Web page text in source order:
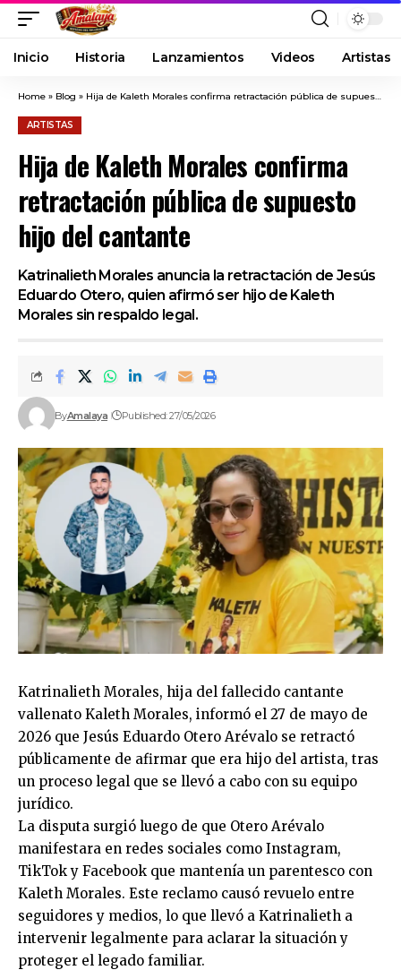
Inicio Historia Lanzamientos Videos Artistas
Home » Blog » Hija de Kaleth Morales confirma retractación pública de supuesto hijo del cantante
ARTISTAS
Hija de Kaleth Morales confirma
retractación pública de supuesto
hijo del cantante
Katrinalieth Morales anuncia la retractación de Jesús
Eduardo Otero, quien afirmó ser hijo de Kaleth
Morales sin respaldo legal.
ByAmalaya Published: 27/05/2026
Katrinalieth Morales, hija del fallecido cantante
vallenato Kaleth Morales, informó el 27 de mayo de
2026 que Jesús Eduardo Otero Arévalo se retractó
públicamente de afirmar que era hijo del artista, tras
un proceso legal que se llevó a cabo con su equipo
jurídico.
La disputa surgió luego de que Otero Arévalo
manifestara en redes sociales como Instagram,
TikTok y Facebook que mantenía un parentesco con
Kaleth Morales. Este reclamo causó revuelo entre
seguidores y medios, lo que llevó a Katrinalieth a
intervenir legalmente para aclarar la situación y
proteger el legado familiar.